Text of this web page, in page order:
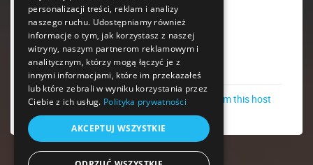
roku.
See other events from this host
personalizacji treści, reklam i analizy
naszego ruchu. Udostępniamy również
informacje o tym, jak korzystasz z naszej
witryny, naszym partnerom reklamowym i
analitycznym, którzy mogą łączyć je z
innymi informacjami, które im przekazałeś
lub które zebrali w wyniku korzystania przez
Ciebie z ich usług. Polityka prywatności
AKCEPTUJ WSZYSTKIE